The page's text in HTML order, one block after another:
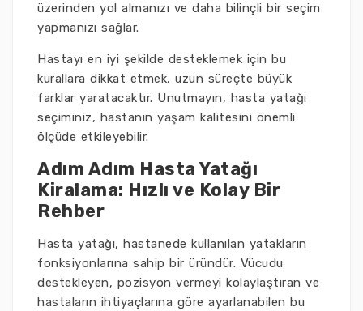
üzerinden yol almanızı ve daha bilinçli bir seçim
yapmanızı sağlar.
Hastayı en iyi şekilde desteklemek için bu
kurallara dikkat etmek, uzun süreçte büyük
farklar yaratacaktır. Unutmayın, hasta yatağı
seçiminiz, hastanın yaşam kalitesini önemli
ölçüde etkileyebilir.
Adım Adım Hasta Yatağı
Kiralama: Hızlı ve Kolay Bir
Rehber
Hasta yatağı, hastanede kullanılan yatakların
fonksiyonlarına sahip bir üründür. Vücudu
destekleyen, pozisyon vermeyi kolaylaştıran ve
hastaların ihtiyaçlarına göre ayarlanabilen bu